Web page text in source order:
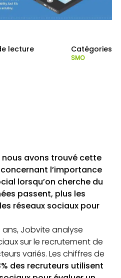
lecture Catégories
SMO
nous avons trouvé cette
l’importance
lorsqu’on cherche du
passent, plus les
réseaux sociaux pour
Jobvite analyse
sur le recrutement de
variés. Les chiffres de
des recruteurs utilisent